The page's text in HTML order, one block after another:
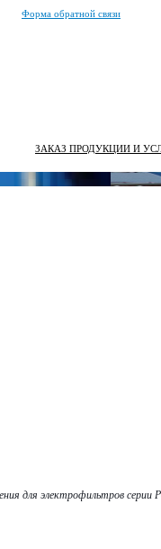
Форма обратной связи
ЗАКАЗ ПРОДУКЦИИ И
для электрофильтров серии